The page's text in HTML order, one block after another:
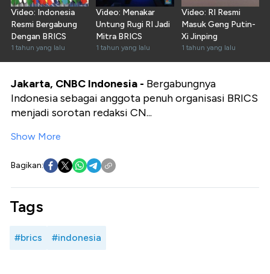
Video: Indonesia
Resmi Bergabung
Dengan BRICS
1 tahun yang lalu
Video: Menakar
Untung Rugi RI Jadi
Mitra BRICS
1 tahun yang lalu
Video: RI Resmi
Masuk Geng Putin-
Xi Jinping
1 tahun yang lalu
Jakarta, CNBC Indonesia - Bergabungnya
Indonesia sebagai anggota penuh organisasi BRICS
menjadi sorotan redaksi CN...
Show More
Bagikan:
Tags
#brics #indonesia